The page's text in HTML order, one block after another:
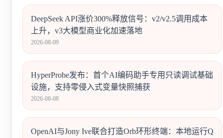
DeepSeek API涨价300%释放信号：v2/v2.5调用成本
上升，v3大模型商业化加速落地
2026-08-09
HyperProbe发布：首个AI编码助手专用只读调试基础
设施，支持零侵入式变量快照捕获
2026-08-08
OpenAI与Jony Ive联合打造Orb环形终端：本地运行Q